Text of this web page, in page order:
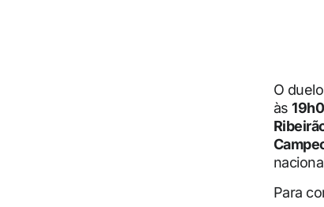
O
às
Para